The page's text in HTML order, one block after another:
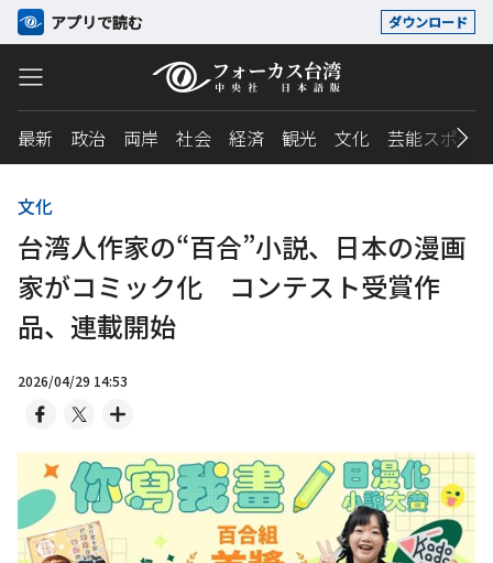
アプリで読む ダウンロード
最新 政治 両岸 社会 経済 観光 文化 芸能スポーツ
文化
台湾人作家の“百合”小説、日本の漫画
家がコミック化 コンテスト受賞作
品、連載開始
2026/04/29 14:53